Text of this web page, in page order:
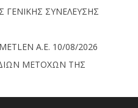
ΣΥΝΕΛΕΥΣΗΣ
A.E. 10/08/2026
ΜΕΤΟΧΩΝ ΤΗΣ